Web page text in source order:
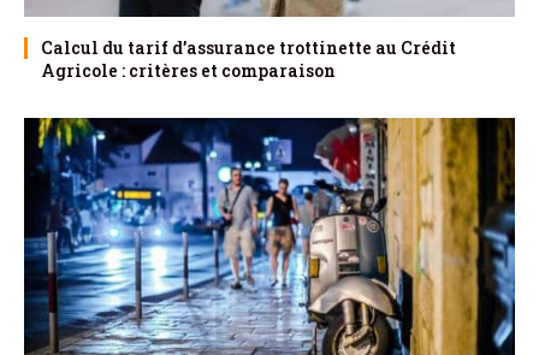
Calcul du tarif d’assurance trottinette au Crédit
Agricole : critères et comparaison